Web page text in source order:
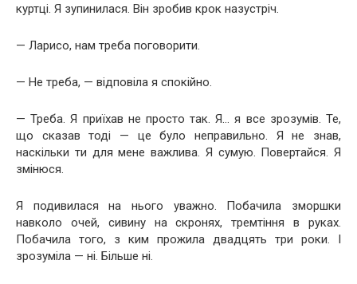
куртці. Я зупинилася. Він зробив крок назустріч.
— Ларисо, нам треба поговорити.
— Не треба, — відповіла я спокійно.
— Треба. Я приїхав не просто так. Я… я все зрозумів. Те,
що сказав тоді — це було неправильно. Я не знав,
наскільки ти для мене важлива. Я сумую. Повертайся. Я
змінюся.
Я подивилася на нього уважно. Побачила зморшки
навколо очей, сивину на скронях, тремтіння в руках.
Побачила того, з ким прожила двадцять три роки. І
зрозуміла — ні. Більше ні.